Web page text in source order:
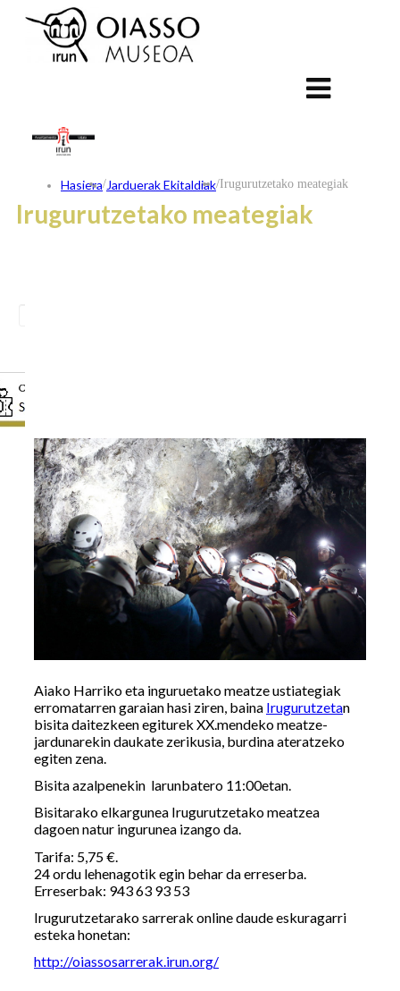
Hasiera/Jarduerak Ekitaldiak/Irugurutzetako meategiak
Irugurutzetako meategiak
Aiako Harriko eta inguruetako meatze ustiategiak
erromatarren garaian hasi ziren, baina Irugurutzetan
bisita daitezkeen egiturek XX.mendeko meatze-
jardunarekin daukate zerikusia, burdina ateratzeko
egiten zena.
Bisita azalpenekin larunbatero 11:00etan.
Bisitarako elkargunea Irugurutzetako meatzea
dagoen natur ingurunea izango da.
Tarifa: 5,75 €.
24 ordu lehenagotik egin behar da erreserba.
Erreserbak: 943 63 93 53
Irugurutzetarako sarrerak online daude eskuragarri
esteka honetan:
http://oiassosarrerak.irun.org/